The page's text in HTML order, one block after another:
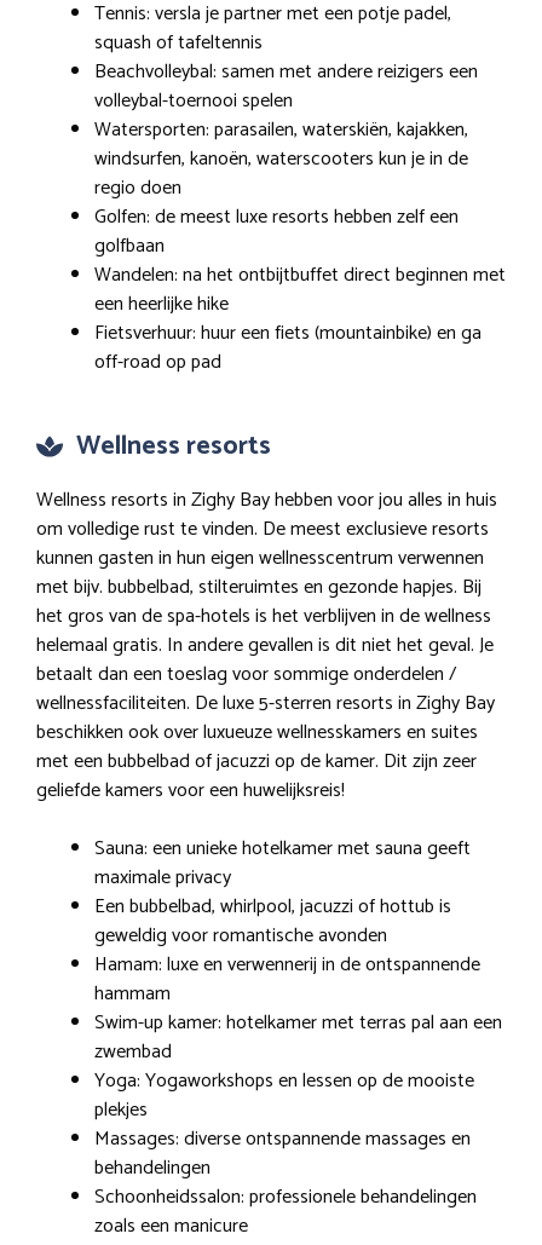
Tennis: versla je partner met een potje padel,
squash of tafeltennis
Beachvolleybal: samen met andere reizigers een
volleybal-toernooi spelen
Watersporten: parasailen, waterskiën, kajakken,
windsurfen, kanoën, waterscooters kun je in de
regio doen
Golfen: de meest luxe resorts hebben zelf een
golfbaan
Wandelen: na het ontbijtbuffet direct beginnen met
een heerlijke hike
Fietsverhuur: huur een fiets (mountainbike) en ga
off-road op pad
Wellness resorts
Wellness resorts in Zighy Bay hebben voor jou alles in huis
om volledige rust te vinden. De meest exclusieve resorts
kunnen gasten in hun eigen wellnesscentrum verwennen
met bijv. bubbelbad, stilteruimtes en gezonde hapjes. Bij
het gros van de spa-hotels is het verblijven in de wellness
helemaal gratis. In andere gevallen is dit niet het geval. Je
betaalt dan een toeslag voor sommige onderdelen /
wellnessfaciliteiten. De luxe 5-sterren resorts in Zighy Bay
beschikken ook over luxueuze wellnesskamers en suites
met een bubbelbad of jacuzzi op de kamer. Dit zijn zeer
geliefde kamers voor een huwelijksreis!
Sauna: een unieke hotelkamer met sauna geeft
maximale privacy
Een bubbelbad, whirlpool, jacuzzi of hottub is
geweldig voor romantische avonden
Hamam: luxe en verwennerij in de ontspannende
hammam
Swim-up kamer: hotelkamer met terras pal aan een
zwembad
Yoga: Yogaworkshops en lessen op de mooiste
plekjes
Massages: diverse ontspannende massages en
behandelingen
Schoonheidssalon: professionele behandelingen
zoals een manicure